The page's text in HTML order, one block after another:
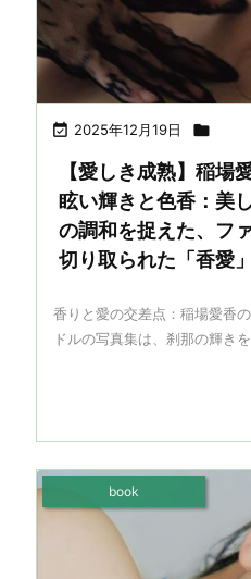
 2025年12月19日 
【愛しき成熟】稲場
眩い輝きと色香：美
の調和を捉えた、フ
切り取られた「香愛
香りと愛の交差点：稲場愛香
ドルの写真集は、刹那の輝き
book